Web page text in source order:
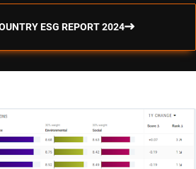
ESG REPORT 2024